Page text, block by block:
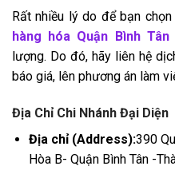
Rất nhiều lý do để bạn
hàng hóa Quận Bình Tân
lượng. Do đó, hãy liên hệ
báo giá, lên phương án làm
Địa Chỉ Chi Nhánh Đại Diện
Địa chỉ (Address):390
Hòa B- Quận Bình Tân -